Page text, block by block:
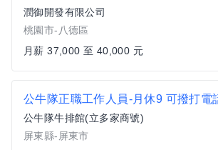
潤御開發有限公司
桃園市-八德區
月薪 37,000 至 40,000 元
公牛隊牛排館(立多家商號)
屏東縣-屏東市